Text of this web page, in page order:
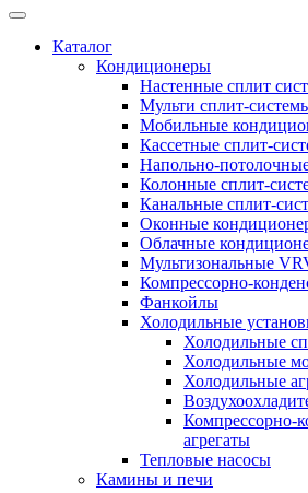
Каталог
Кондиционеры
Настенные сплит
Мульти сплит-
Мобильные
Кассетные сплит-
Напольно-
Колонные сплит-
Канальные сплит-
Оконные
Облачные
Мультизональные
Компрессорно-
Фанкойлы
Холодильные
Холодильные
Холодильные
Холодильные
Компрессорно-
агрегаты
Тепловые насосы
Камины и печи